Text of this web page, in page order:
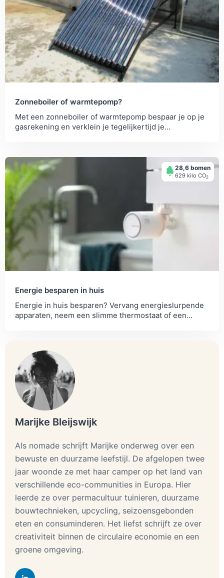
Zonneboiler of warmtepomp?
Met een zonneboiler of warmtepomp bespaar je op je
gasrekening en verklein je tegelijkertijd je
28,6 bomen
629 kilo СО2
Energie besparen in huis
Energie in huis besparen? Vervang energieslurpende
apparaten, neem een slimme thermostaat of een
Marijke Bleijswijk
Als nomade schrijft Marijke onderweg over een
bewuste en duurzame leefstijl. De afgelopen twee
jaar woonde ze met haar camper op het land van
verschillende eco-communities in Europa. Hier
leerde ze over permacultuur tuinieren, duurzame
bouwtechnieken, upcycling, seizoensgebonden
eten en consuminderen. Het liefst schrijft ze over
creativiteit binnen de circulaire economie en een
groene omgeving.